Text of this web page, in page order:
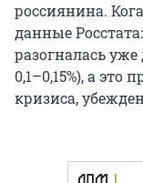
россиянина.
данные
разогналась
0,1–0,15%), а это
кризиса,